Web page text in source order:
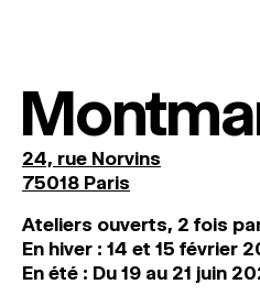
24, rue Norvins
75018 Paris
Ateliers ouverts, 2 fois
En hiver : 14 et 15 février
En été : Du 19 au 21 juin